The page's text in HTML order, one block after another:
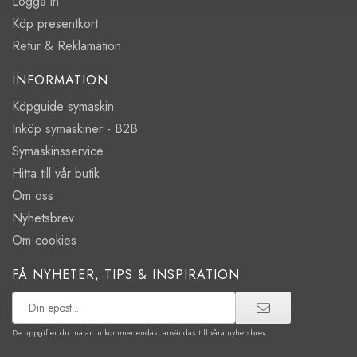
Köp presentkort
Retur & Reklamation
INFORMATION
Köpguide symaskin
Inköp symaskiner - B2B
Symaskinsservice
Hitta till vår butik
Om oss
Nyhetsbrev
Om cookies
FÅ NYHETER, TIPS & INSPIRATION
De uppgifter du matar in kommer endast användas till våra nyhetsbrev.